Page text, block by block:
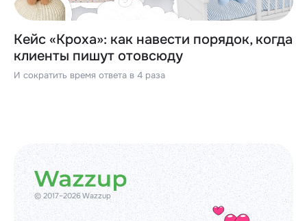
Кейс «Кроха»: как навести порядок, когда
клиенты пишут отовсюду
И сократить время ответа в 4 раза
© 2017–2026 Wazzup